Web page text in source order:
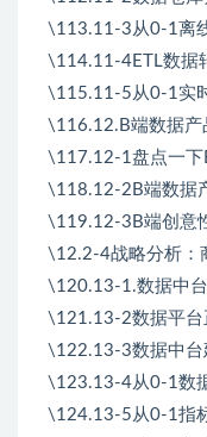
\113.11-3从0-1离
\114.11-4ETL数据
\115.11-5从0-1实
\116.12.B端数据产
\117.12-1盘点一下
\118.12-2B端数据
\119.12-3B端创意
\12.2-4战略分析：
\120.13-1.数据中
\121.13-2数据平台
\122.13-3数据中台
\123.13-4从0-1数
\124.13-5从0-1指